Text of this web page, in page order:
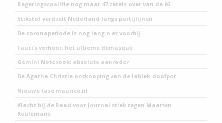
Regeringscoalitie nog maar 47 zetels over van de 66
Stikstof verdeelt Nederland langs partijlijnen
De coronaperiode is nog lang niet voorbij
Fauci’s verhoor: het ultieme demasqué
Gemini Notebook: absolute aanrader
De Agatha Christie ontknoping van de lablek-doofpot
Nieuwe fase maurice.nl
Klacht bij de Raad voor Journalistiek tegen Maarten
Keulemans